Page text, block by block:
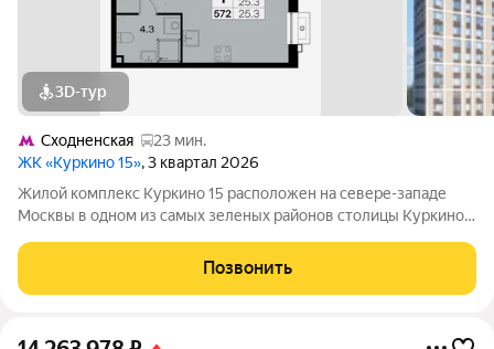
3D-тур
Сходненская
23 мин.
ЖК «Куркино 15», 3 квартал 2026
Жилой комплекс Куркино 15 расположен на севере-западе
Москвы в одном из самых зеленых районов столицы Куркино.
которых открывается вдохновляющий вид на лесопарк и
мегаполис. Комплекс состоит
Позвонить